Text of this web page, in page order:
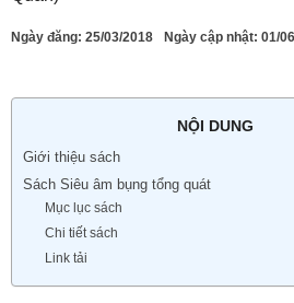
Ngày đăng: 25/03/2018 Ngày cập nhật: 01/
NỘI DUNG
Giới thiệu sách
Sách Siêu âm bụng tổng quát
Mục lục sách
Chi tiết sách
Link tải